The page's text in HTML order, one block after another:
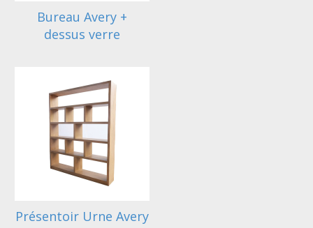
Bureau Avery +
dessus verre
Présentoir Urne Avery